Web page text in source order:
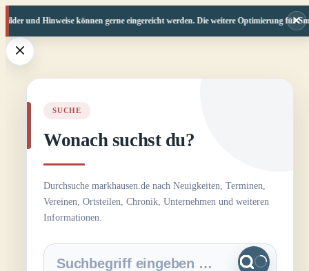
und Hinweise können gerne eingereicht werden. Die weitere Optimierung für ×
Zum
Inhalt
springen
SUCHE
Wonach suchst du?
Durchsuche markhausen.de nach Neuigkeiten, Terminen,
Vereinen, Ortsteilen, Chronik, Unternehmen und weiteren
Informationen.